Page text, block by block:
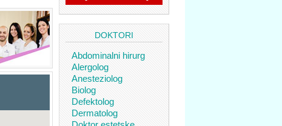
DOKTORI
Abdominalni hirurg
Alergolog
Anesteziolog
Biolog
Defektolog
Dermatolog